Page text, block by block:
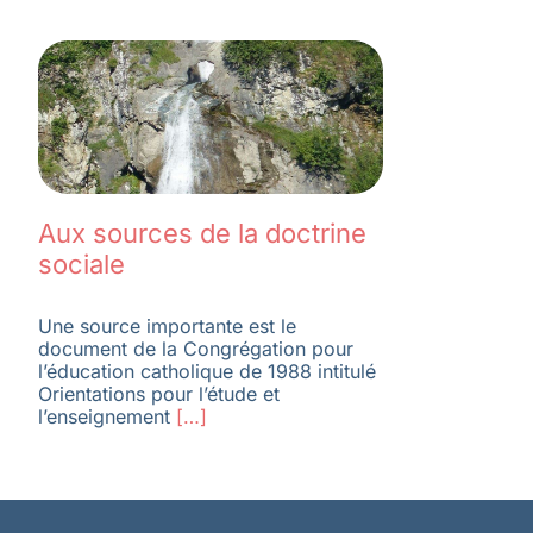
Aux sources de la doctrine
sociale
Une source importante est le
document de la Congrégation pour
l’éducation catholique de 1988 intitulé
Orientations pour l’étude et
l’enseignement[…]